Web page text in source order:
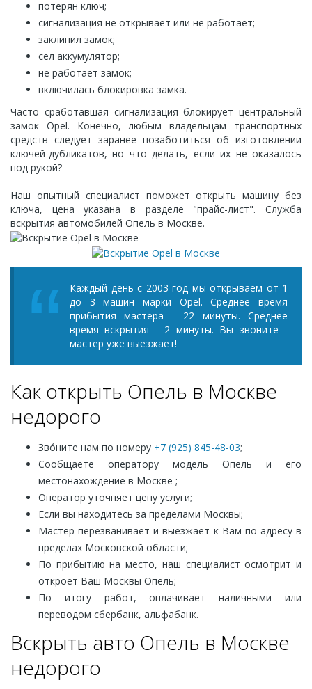
потерян ключ;
сигнализация не открывает или не работает;
заклинил замок;
сел аккумулятор;
не работает замок;
включилась блокировка замка.
Часто сработавшая сигнализация блокирует центральный
замок Opel. Конечно, любым владельцам транспортных
средств следует заранее позаботиться об изготовлении
ключей-дубликатов, но что делать, если их не оказалось
под рукой?
Наш опытный специалист поможет открыть машину без
ключа, цена указана в разделе "прайс-лист". Служба
вскрытия автомобилей Опель в Москве.
Каждый день с 2003 год мы открываем от 1
до 3 машин марки Opel. Среднее время
прибытия мастера - 22 минуты. Среднее
время вскрытия - 2 минуты. Вы звоните -
мастер уже выезжает!
Как открыть Опель в Москве
недорого
Зво́ните нам по номеру +7 (925) 845-48-03;
Сообщаете оператору модель Опель и его
местонахождение в Москве ;
Оператор уточняет цену услуги;
Если вы находитесь за пределами Москвы;
Мастер перезванивает и выезжает к Вам по адресу в
пределах Московской области;
По прибытию на место, наш специалист осмотрит и
откроет Ваш Москвы Опель;
По итогу работ, оплачивает наличными или
переводом сбербанк, альфабанк.
Вскрыть авто Опель в Москве
недорого